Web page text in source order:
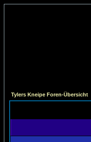
Tylers Kneipe Foren-Übersicht